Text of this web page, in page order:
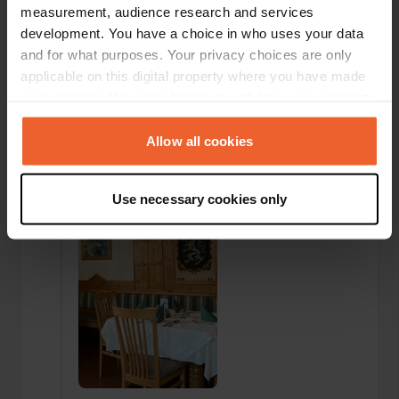
measurement, audience research and services
development. You have a choice in who uses your data
and for what purposes. Your privacy choices are only
applicable on this digital property where you have made
any time from the Cookie Declaration or by clicking on
the Privacy trigger icon.
Collect information about your geographical location
which can be accurate to within several meters
Identify your device by actively scanning it for
specific characteristics (fingerprinting)
Find out more about how your personal data is processed
and set your preferences in the
We use cookies to personalise content and ads, to
provide social media features and to analyse our traffic.
Allow all cookies
Use necessary cookies only
een locatie
—